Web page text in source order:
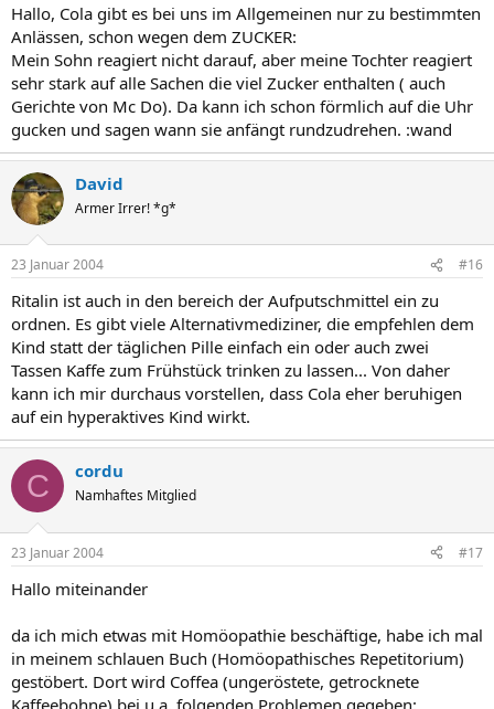
Hallo, Cola gibt es bei uns im Allgemeinen nur zu bestimmten
Anlässen, schon wegen dem ZUCKER:
Mein Sohn reagiert nicht darauf, aber meine Tochter reagiert
sehr stark auf alle Sachen die viel Zucker enthalten ( auch
Gerichte von Mc Do). Da kann ich schon förmlich auf die Uhr
gucken und sagen wann sie anfängt rundzudrehen. :wand
David
Armer Irrer! *g*
23 Januar 2004 #16
Ritalin ist auch in den bereich der Aufputschmittel ein zu
ordnen. Es gibt viele Alternativmediziner, die empfehlen dem
Kind statt der täglichen Pille einfach ein oder auch zwei
Tassen Kaffe zum Frühstück trinken zu lassen... Von daher
kann ich mir durchaus vorstellen, dass Cola eher beruhigen
auf ein hyperaktives Kind wirkt.
C cordu
Namhaftes Mitglied
23 Januar 2004 #17
Hallo miteinander
da ich mich etwas mit Homöopathie beschäftige, habe ich mal
in meinem schlauen Buch (Homöopathisches Repetitorium)
gestöbert. Dort wird Coffea (ungeröstete, getrocknete
Kaffeebohne) bei u.a. folgenden Problemen gegeben: